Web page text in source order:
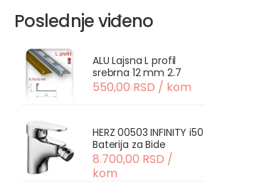
Poslednje viđeno
ALU Lajsna L profil
srebrna 12 mm 2.7
550,00 RSD / kom
HERZ 00503 INFINITY i50
Baterija za Bide
8.700,00 RSD /
kom